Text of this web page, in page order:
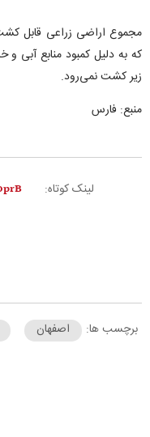
که به دلیل کمبود منابع
زیر کشت نمی‌رود.
منبع: فارس
لینک کوتاه:
برچسب ها: اصفهان